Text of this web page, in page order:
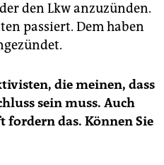
den Lkw anzuzünden.
passiert. Dem haben
die meinen, dass
sein muss. Auch
fordern das. Können Sie